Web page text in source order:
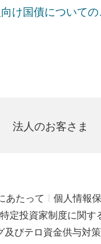
け国債について
法人のお客さま
あたって 個人情報
特定投資家制度に関す
及びテロ資金供与対